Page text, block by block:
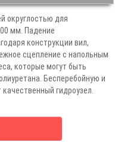
округлостью для
мм. Падение
конструкции вил,
сцепление с напольным
которые могут быть
Бесперебойную и
гидроузел.